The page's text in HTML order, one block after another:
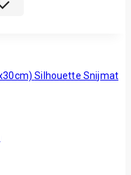
Silhouette Snijmat